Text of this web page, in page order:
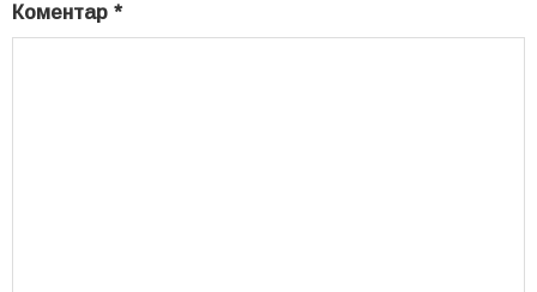
Коментар *